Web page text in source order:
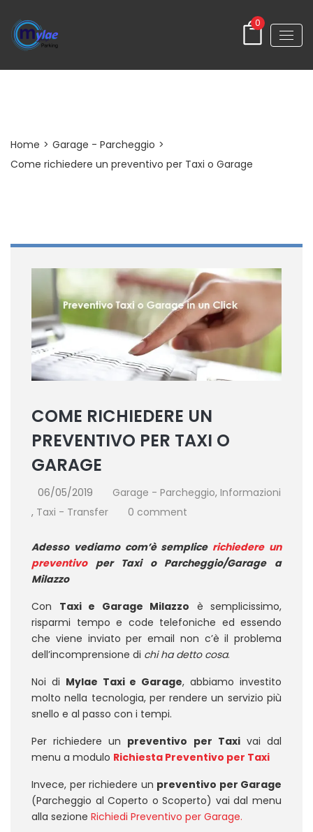
0
Home > Garage - Parcheggio >
Come richiedere un preventivo per Taxi o Garage
COME RICHIEDERE UN
PREVENTIVO PER TAXI O
GARAGE
06/05/2019 Garage - Parcheggio, Informazioni
, Taxi - Transfer 0 comment
Adesso vediamo com’è semplice richiedere un
preventivoper Taxi o Parcheggio/Garage a
Milazzo
Con Taxi e Garage Milazzo è semplicissimo,
risparmi tempo e code telefoniche ed essendo
che viene inviato per email non c’è il problema
dell’incomprensione di chi ha detto cosa.
Noi di Mylae Taxi e Garage, abbiamo investito
molto nella tecnologia, per rendere un servizio più
snello e al passo con i tempi.
Per richiedere un preventivo per Taxivai dal
menu a modulo Richiesta Preventivo per Taxi
Invece, per richiedere un preventivo per Garage
(Parcheggio al Coperto o Scoperto) vai dal menu
alla sezione Richiedi Preventivo per Garage.